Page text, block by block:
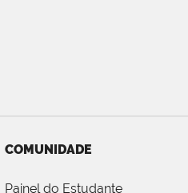
COMUNIDADE
Painel do Estudante